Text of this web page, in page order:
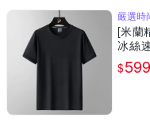
嚴選時
[米蘭
冰絲
感-男
$599